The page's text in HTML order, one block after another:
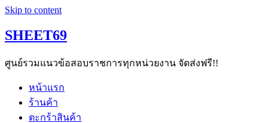
Skip to content
SHEET69
ศูนย์รวมแนวข้อสอบราชการทุกหน่วยงาน จัดส่งฟรี!!
หน้าแรก
ร้านค้า
ตะกร้าสินค้า